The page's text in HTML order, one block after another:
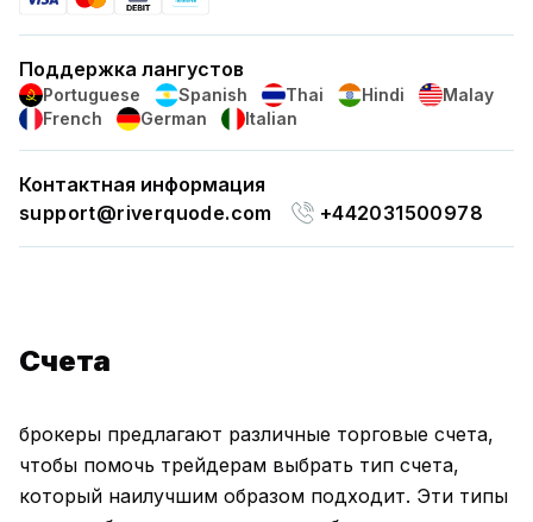
Поддержка лангустов
Portuguese Spanish Thai Hindi
Malay
French
German Italian
Контактная информация
support@riverquode.com
+442031500978
Счета
брокеры предлагают различные торговые счета,
чтобы помочь трейдерам выбрать тип счета,
который наилучшим образом подходит. Эти типы